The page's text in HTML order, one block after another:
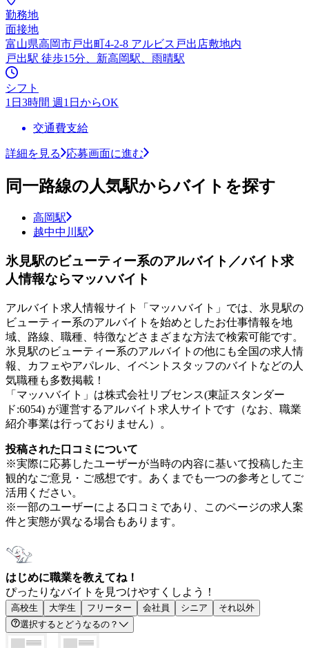
勤務地
面接地
富山県高岡市戸出町4-2-8 アルビス戸出店敷地内
戸出駅 徒歩15分、新高岡駅、雨晴駅
シフト
1日3時間 週1日からOK
交通費支給
詳細を見る 応募画面に進む
同一路線の人気駅からバイトを探す
高岡駅
越中中川駅
氷見駅のビューティー系のアルバイト／バイト求
人情報ならマッハバイト
アルバイト求人情報サイト「マッハバイト」では、氷見駅の
ビューティー系のアルバイトを始めとしたお仕事情報を地
域、路線、職種、特徴などさまざまな方法で検索可能です。
氷見駅のビューティー系のアルバイトの他にも全国の求人情
報、カフェやアパレル、イベントスタッフのバイトなどの人
気職種も多数掲載！
「マッハバイト」は株式会社リブセンス(東証スタンダー
ド:6054) が運営するアルバイト求人サイトです（なお、職業
紹介事業は行っておりません）。
投稿された口コミについて
※実際に応募したユーザーが当時の内容に基いて投稿した主
観的なご意見・ご感想です。あくまでも一つの参考としてご
活用ください。
※一部のユーザーによる口コミであり、このページの求人案
件と実態が異なる場合もあります。
はじめに職業を教えてね！
ぴったりなバイトを見つけやすくしよう！
高校生 大学生 フリーター 会社員 シニア
それ以外
選択するとどうなるの？